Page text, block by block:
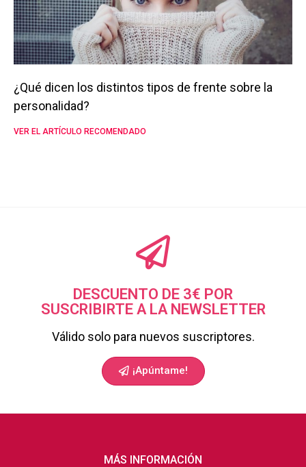
¿Qué dicen los distintos tipos de frente sobre la
personalidad?
VER EL ARTÍCULO RECOMENDADO
DESCUENTO DE 3€ POR
SUSCRIBIRTE A LA NEWSLETTER
Válido solo para nuevos suscriptores.
¡Apúntame!
MÁS INFORMACIÓN